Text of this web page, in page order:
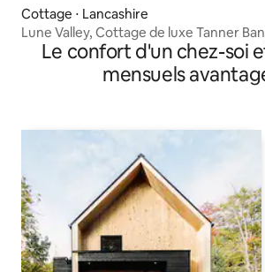
Cottage ⋅ Lancashire
Lune Valley, Cottage de luxe Tanner
Le confort d'un chez-soi
mensuels